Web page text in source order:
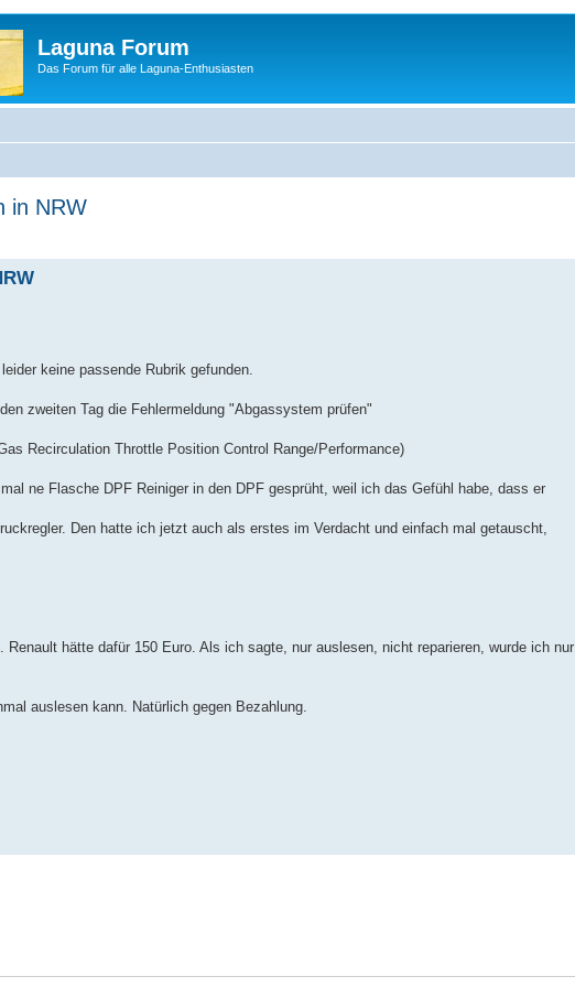
Laguna Forum
Das Forum für alle Laguna-Enthusiasten
in NRW
keine passende Rubrik gefunden.
zweiten Tag die Fehlermeldung "Abgassystem prüfen"
Recirculation Throttle Position Control Range/Performance)
ne Flasche DPF Reiniger in den DPF gesprüht, weil ich das Gefühl habe, dass er
Den hatte ich jetzt auch als erstes im Verdacht und einfach mal getauscht,
hätte dafür 150 Euro. Als ich sagte, nur auslesen, nicht reparieren, wurde ich nur
auslesen kann. Natürlich gegen Bezahlung.